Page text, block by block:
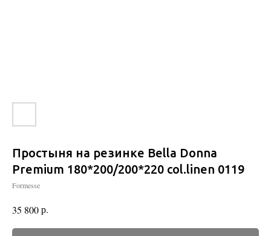
Простыня на резинке Bella Donna
Premium 180*200/200*220 col.linen 0119
Formesse
35 800р.